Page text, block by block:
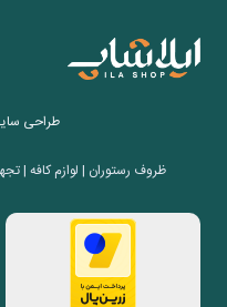
طراحی
ظروف رستوران | لوازم کافه |